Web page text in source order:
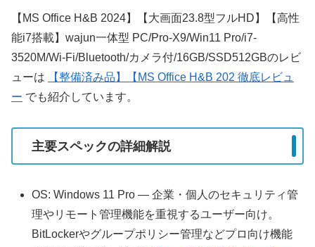
【MS Office H&B 2024】【大画面23.8型フルHD】【高性
能i7搭載】wajun一体型 PC/Pro-X9/Win11 Pro/i7-
3520M/Wi-Fi/Bluetooth/カメラ付/16GB/SSD512GBのレビ
ューは
【整備済み品】【MS Office H&B 202 徹底レビュ
ー でも紹介しています。
主要スペックの詳細解説
OS: Windows 11 Pro — 企業・個人のセキュリティ管
理やリモート管理機能を重視するユーザー向け。
BitLockerやグループポリシー管理などプロ向け機能